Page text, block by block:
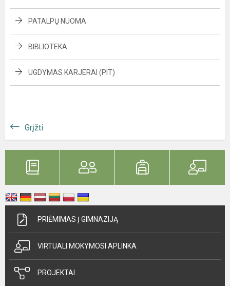
PATALPŲ NUOMA
BIBLIOTEKA
UGDYMAS KARJERAI (PIT)
Grįžti
PRIĖMIMAS Į GIMNAZIJĄ
VIRTUALI MOKYMOSI APLINKA
PROJEKTAI